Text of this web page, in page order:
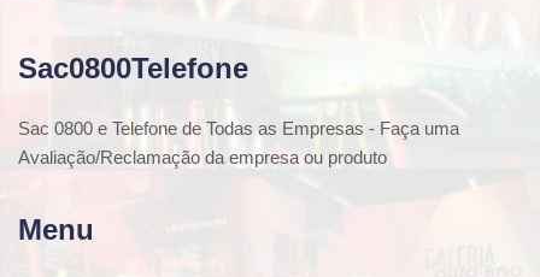
Sac0800Telefone
Sac 0800 e Telefone de Todas as Empresas - Faça uma
Avaliação/Reclamação da empresa ou produto
Menu